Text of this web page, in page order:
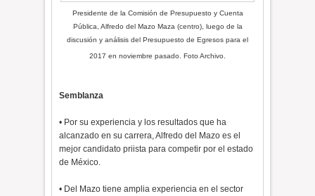
Presidente de la Comisión de Presupuesto y Cuenta
Pública, Alfredo del Mazo Maza (centro), luego de la
discusión y análisis del Presupuesto de Egresos para el
2017 en noviembre pasado. Foto Archivo.
Semblanza
• Por su experiencia y los resultados que ha
alcanzado en su carrera, Alfredo del Mazo es el
mejor candidato priista para competir por el estado
de México.
• Del Mazo tiene amplia experiencia en el sector